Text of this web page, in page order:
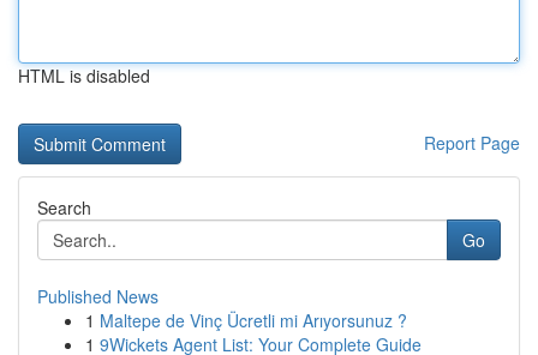
HTML is disabled
Report Page
Search
Go
Published News
1 Maltepe de Vinç Ücretli mi Arıyorsunuz ?
1 9Wickets Agent List: Your Complete Guide